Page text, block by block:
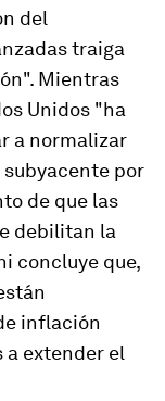
del
traiga
Mientras
Unidos "ha
a normalizar
por
de que las
debilitan la
concluye que,
inflación
a extender el